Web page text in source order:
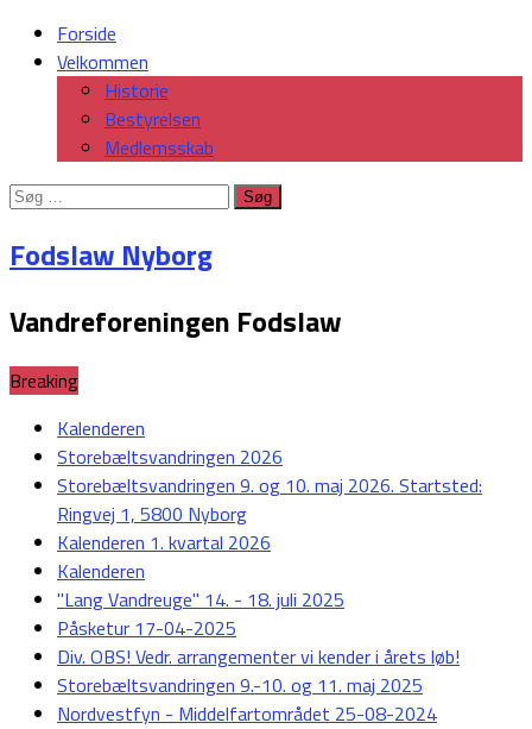
Forside
Velkommen
Historie
Bestyrelsen
Medlemsskab
Søg
Fodslaw Nyborg
Vandreforeningen Fodslaw
Breaking
Kalenderen
Storebæltsvandringen 2026
Storebæltsvandringen 9. og 10. maj 2026. Startsted:
Ringvej 1, 5800 Nyborg
Kalenderen 1. kvartal 2026
Kalenderen
"Lang Vandreuge" 14. - 18. juli 2025
Påsketur 17-04-2025
Div. OBS! Vedr. arrangementer vi kender i årets løb!
Storebæltsvandringen 9.-10. og 11. maj 2025
Nordvestfyn - Middelfartområdet 25-08-2024